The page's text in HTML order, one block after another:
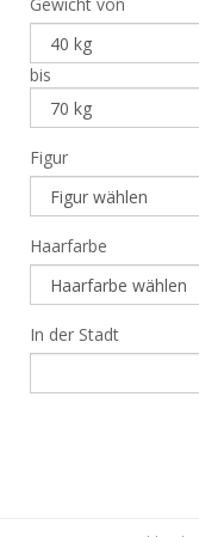
bis
Figur
Haarfarbe
In der Stadt